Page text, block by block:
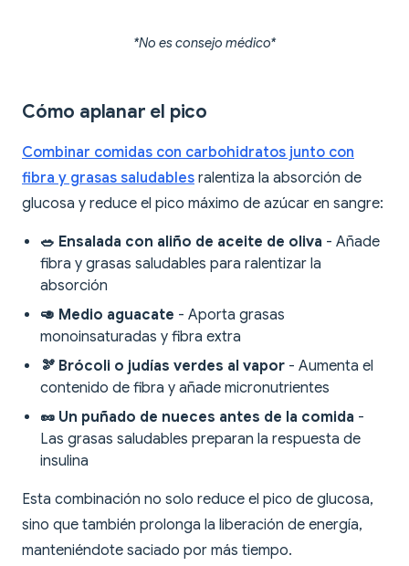
*No es consejo médico*
Cómo aplanar el pico
Combinar comidas con carbohidratos junto con
fibra y grasas saludables ralentiza la absorción de
glucosa y reduce el pico máximo de azúcar en sangre:
🥗 Ensalada con aliño de aceite de oliva - Añade
fibra y grasas saludables para ralentizar la
absorción
🥑 Medio aguacate - Aporta grasas
monoinsaturadas y fibra extra
🫘 Brócoli o judías verdes al vapor - Aumenta el
contenido de fibra y añade micronutrientes
🥜 Un puñado de nueces antes de la comida -
Las grasas saludables preparan la respuesta de
insulina
Esta combinación no solo reduce el pico de glucosa,
sino que también prolonga la liberación de energía,
manteniéndote saciado por más tiempo.